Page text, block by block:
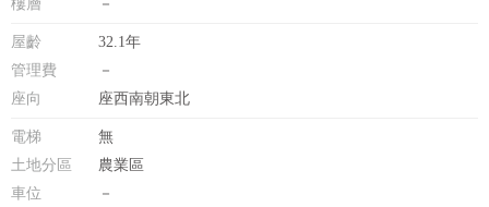
樓層
－
屋齡
32.1年
管理費
－
座向
座西南朝東北
電梯
無
土地分區
農業區
車位
－